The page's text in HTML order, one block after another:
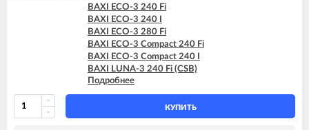
BAXI ECO-3 240 Fi
BAXI ECO-3 240 I
BAXI ECO-3 280 Fi
BAXI ECO-3 Compact 240 Fi
BAXI ECO-3 Compact 240 I
BAXI LUNA-3 240 Fi (CSB)
BAXI LUNA-3 240 Fi (CSE)
BAXI LUNA-3 240 i (CSB)
BAXI LUNA-3 240 i (CSE)
BAXI LUNA-3 280 Fi (CSE)
Подробнее
КУПИТЬ